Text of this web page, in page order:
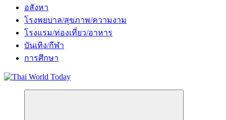
อสังหา
โรงพยบาล/สุขภาพ/ความงาม
โรงแรม/ท่องเที่ยว/อาหาร
บันเทิง/กีฬา
การศึกษา